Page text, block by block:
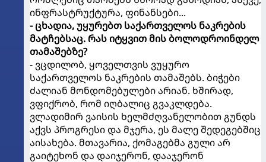
ინფრასტრუქტურა, ფინანსები...
- ცხადია, უყურებთ საქართველოს ნაკრების
მატჩებსაც. რას იტყვით მის ბოლოდროინდელ
თამაშებზე?
- ვცდილობ, ყოველთვის ვუყურო
საქართველოს ნაკრების თამაშებს. ბიჭები
ძალიან მონდომებულები არიან. ხშირად,
ვფიქრობ, რომ იღბალიც გვაკლდება.
ვლადიმირ ვაისის ხელმძღვანელობით გუნდს
აქვს პროგრესი და მჯერა, ეს მალე შედეგებშიც
აისახება. მთავარია, ქომაგებმა გული არ
გაიტეხონ და დაიჯერონ, დააჯერონ